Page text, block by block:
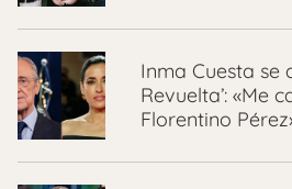
Inma Cuesta se
Revuelta’: «Me
Florentino